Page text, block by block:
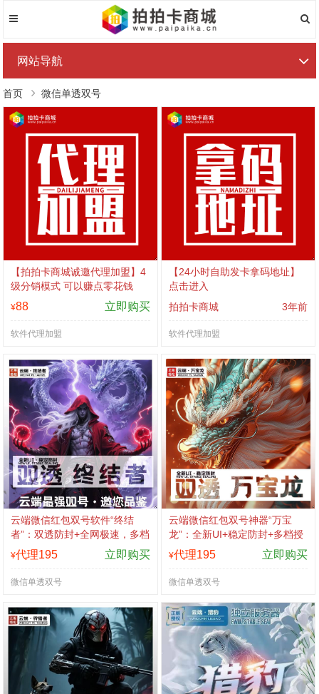
网站导航
首页 微信单透双号
【拍拍卡商城诚邀代理加盟】4
级分销模式 可以赚点零花钱
¥88 立即购买
软件代理加盟
【24小时自助发卡拿码地址】
点击进入
拍拍卡商城
3年前
软件代理加盟
云端微信红包双号软件“终结
者”：双透防封+全网极速，多档
授权认准拍拍卡激活码商城
¥代理195 立即购买
微信单透双号
云端微信红包双号神器“万宝
龙”：全新UI+稳定防封+多档授
权，认准拍拍卡激活码商城
¥代理195 立即购买
微信单透双号